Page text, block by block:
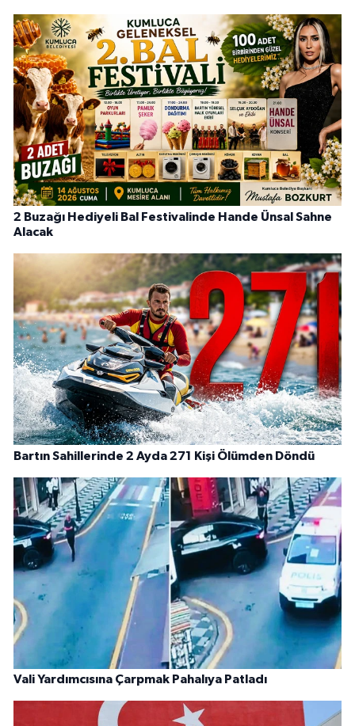
2 Buzağı Hediyeli Bal Festivalinde Hande Ünsal Sahne
Alacak
Bartın Sahillerinde 2 Ayda 271 Kişi Ölümden Döndü
Vali Yardımcısına Çarpmak Pahalıya Patladı